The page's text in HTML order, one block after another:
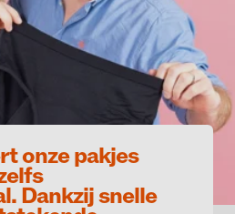
onze pakjes
Dankzij snelle